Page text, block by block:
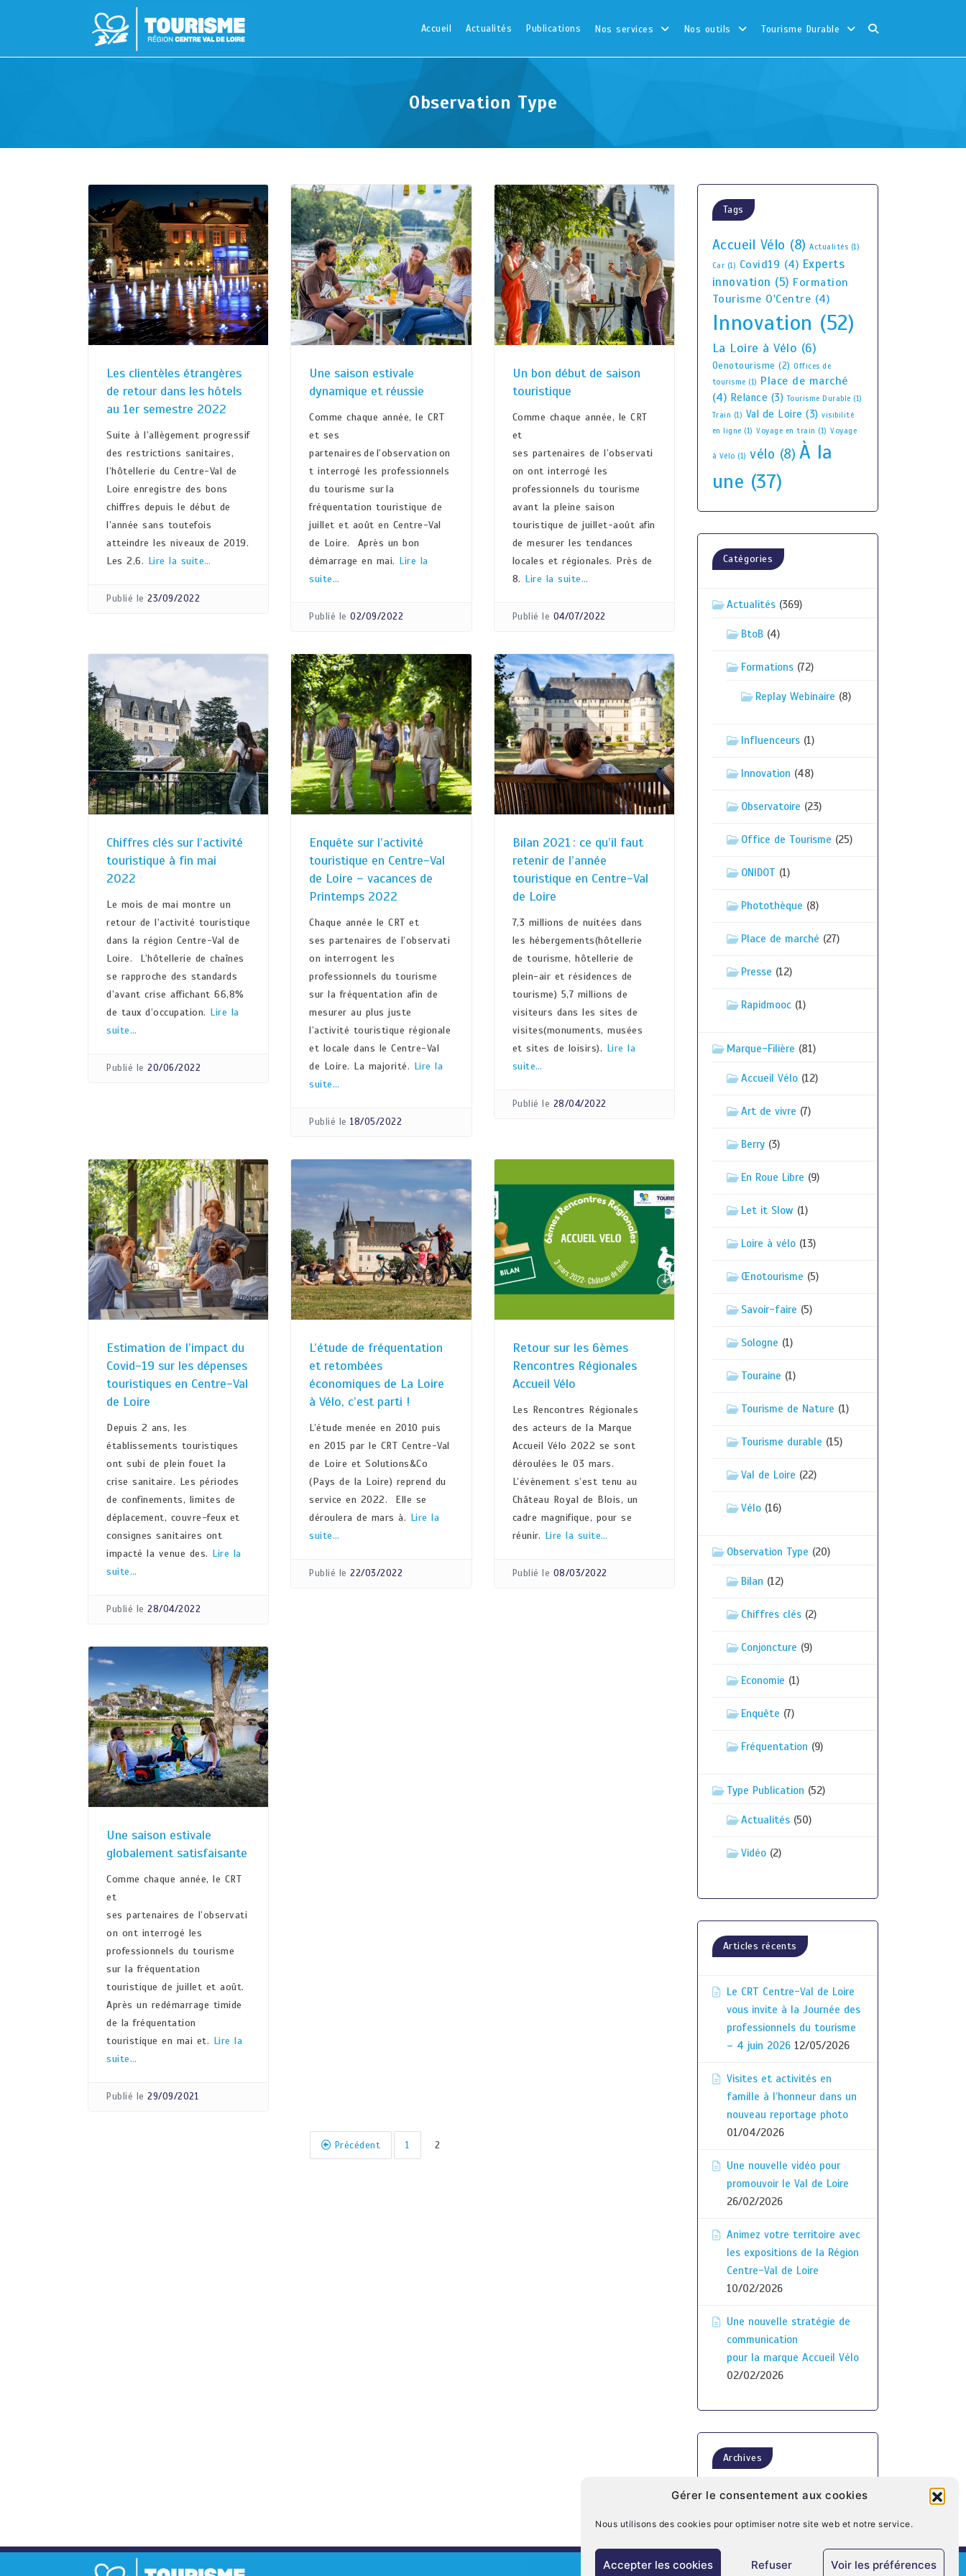
Gérer le consentement aux cookies
Nous utilisons des cookies pour optimiser notre site web et notre service.
Accepter les cookies Refuser Voir les préférences
Accueil Actualités Publications Nos services Nos outils Tourisme Durable
Observation Type
Les clientèles étrangères
de retour dans les hôtels
au 1er semestre 2022
Suite à l’allègement progressif
des restrictions sanitaires,
l’hôtellerie du Centre-Val de
Loire enregistre des bons
chiffres depuis le début de
l’année sans toutefois
atteindre les niveaux de 2019.
Les 2,6. Lire la suite…
Publié le 23/09/2022
Une saison estivale
dynamique et réussie
Comme chaque année, le CRT
et ses
partenaires de l’observation on
t interrogé les professionnels
du tourisme sur la
fréquentation touristique de
juillet et août en Centre-Val
de Loire. Après un bon
démarrage en mai. Lire la
suite…
Publié le 02/09/2022
Un bon début de saison
touristique
Comme chaque année, le CRT
et
ses partenaires de l’observati
on ont interrogé les
professionnels du tourisme
avant la pleine saison
touristique de juillet-août afin
de mesurer les tendances
locales et régionales. Près de
8. Lire la suite…
Publié le 04/07/2022
Chiffres clés sur l’activité
touristique à fin mai
2022
Le mois de mai montre un
retour de l’activité touristique
dans la région Centre-Val de
Loire. L’hôtellerie de chaînes
se rapproche des standards
d’avant crise affichant 66,8%
de taux d’occupation. Lire la
suite…
Publié le 20/06/2022
Enquête sur l’activité
touristique en Centre-Val
de Loire – vacances de
Printemps 2022
Chaque année le CRT et
ses partenaires de l’observati
on interrogent les
professionnels du tourisme
sur la fréquentation afin de
mesurer au plus juste
l’activité touristique régionale
et locale dans le Centre-Val
de Loire. La majorité. Lire la
suite…
Publié le 18/05/2022
Bilan 2021 : ce qu’il faut
retenir de l’année
touristique en Centre-Val
de Loire
7,3 millions de nuitées dans
les hébergements(hôtellerie
de tourisme, hôtellerie de
plein-air et résidences de
tourisme) 5,7 millions de
visiteurs dans les sites de
visites(monuments, musées
et sites de loisirs). Lire la
suite…
Publié le 28/04/2022
Estimation de l’impact du
Covid-19 sur les dépenses
touristiques en Centre-Val
de Loire
Depuis 2 ans, les
établissements touristiques
ont subi de plein fouet la
crise sanitaire. Les périodes
de confinements, limites de
déplacement, couvre-feux et
consignes sanitaires ont
impacté la venue des. Lire la
suite…
Publié le 28/04/2022
L’étude de fréquentation
et retombées
économiques de La Loire
à Vélo, c’est parti !
L’étude menée en 2010 puis
en 2015 par le CRT Centre-Val
de Loire et Solutions&Co
(Pays de la Loire) reprend du
service en 2022. Elle se
déroulera de mars à. Lire la
suite…
Publié le 22/03/2022
Retour sur les 6èmes
Rencontres Régionales
Accueil Vélo
Les Rencontres Régionales
des acteurs de la Marque
Accueil Vélo 2022 se sont
déroulées le 03 mars.
L’évènement s’est tenu au
Château Royal de Blois, un
cadre magnifique, pour se
réunir. Lire la suite…
Publié le 08/03/2022
Une saison estivale
globalement satisfaisante
Comme chaque année, le CRT
et
ses partenaires de l’observati
on ont interrogé les
professionnels du tourisme
sur la fréquentation
touristique de juillet et août.
Après un redémarrage timide
de la fréquentation
touristique en mai et. Lire la
suite…
Publié le 29/09/2021
Précédent 1 2
Tags
Accueil Vélo (8) Actualités (1)
Car (1) Covid19 (4) Experts
innovation (5) Formation
Tourisme O'Centre (4)
Innovation (52)
La Loire à Vélo (6)
Oenotourisme (2) Offices de
tourisme (1) Place de marché
(4) Relance (3) Tourisme Durable (1)
Train (1) Val de Loire (3) visibilité
en ligne (1) Voyage en train (1) Voyage
à Vélo (1) vélo (8) À la
une (37)
Catégories
Actualités(369)
BtoB(4)
Formations(72)
Replay Webinaire (8)
Influenceurs(1)
Innovation (48)
Observatoire (23)
Office de Tourisme (25)
ONIDOT (1)
Photothèque (8)
Place de marché (27)
Presse (12)
Rapidmooc(1)
Marque-Filière (81)
Accueil Vélo(12)
Art de vivre (7)
Berry(3)
En Roue Libre (9)
Let it Slow (1)
Loire à vélo(13)
Œnotourisme (5)
Savoir-faire (5)
Sologne (1)
Touraine (1)
Tourisme de Nature (1)
Tourisme durable (15)
Val de Loire (22)
Vélo(16)
Observation Type (20)
Bilan (12)
Chiffres clés(2)
Conjoncture (9)
Economie (1)
Enquête (7)
Fréquentation (9)
Type Publication (52)
Actualités(50)
Vidéo(2)
Articles récents
Le CRT Centre-Val de Loire
vous invite à la Journée des
professionnels du tourisme
– 4 juin 2026 12/05/2026
Visites et activités en
famille à l’honneur dans un
nouveau reportage photo
01/04/2026
Une nouvelle vidéo pour
promouvoir le Val de Loire
26/02/2026
Animez votre territoire avec
les expositions de la Région
Centre-Val de Loire
10/02/2026
Une nouvelle stratégie de
communication
pour la marque Accueil Vélo
02/02/2026
Archives